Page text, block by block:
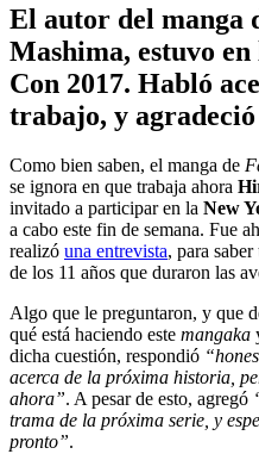
El autor del manga
Mashima, estuvo
Con 2017. Habló
trabajo, y agradeció
Como bien saben, el manga de
se ignora en que trabaja ahora
invitado a participar en la New
a cabo este fin de semana. Fue
realizó una entrevista, para
de los 11 años que duraron las
Algo que le preguntaron, y que
qué está haciendo este mangaka
dicha cuestión, respondió
acerca de la próxima historia,
ahora”. A pesar de esto, agregó
trama de la próxima serie, y
pronto”.